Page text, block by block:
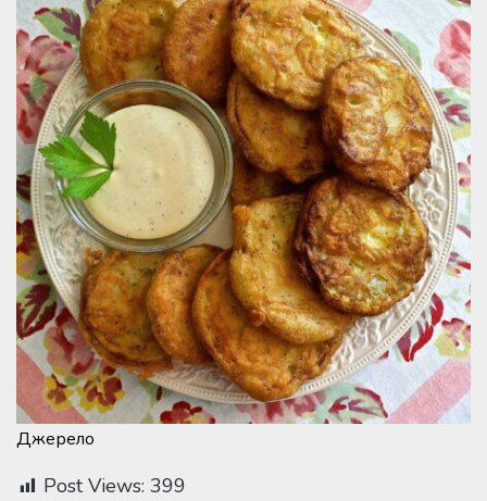
Джерело
Post Views: 399